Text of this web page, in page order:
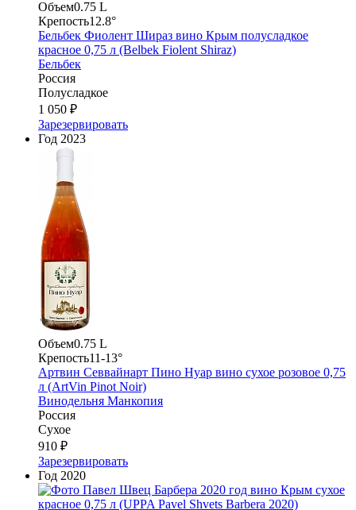
Объем0.75 L
Крепость12.8°
Бельбек Фиолент Шираз вино Крым полусладкое
красное 0,75 л (Belbek Fiolent Shiraz)
Бельбек
Россия
Полусладкое
1 050 ₽
Зарезервировать
Год 2023
Объем0.75 L
Крепость11-13°
Артвин Севвайнарт Пино Нуар вино сухое розовое 0,75
л (ArtVin Pinot Noir)
Винодельня Манкопия
Россия
Сухое
910 ₽
Зарезервировать
Год 2020